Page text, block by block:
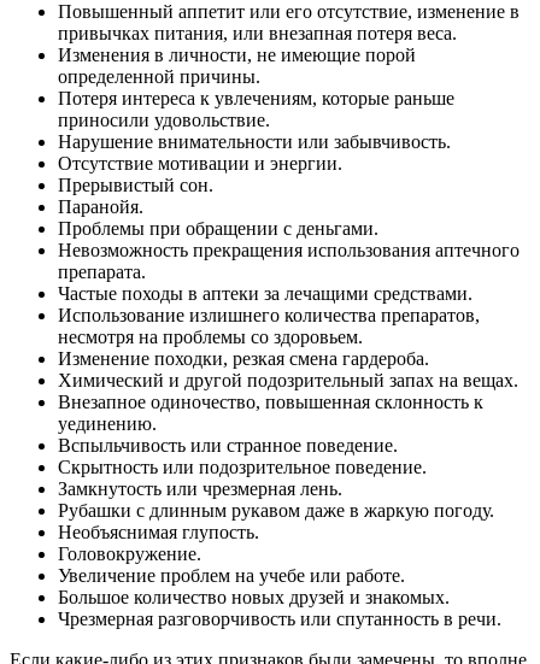
Повышенный аппетит или его отсутствие, изменение в
привычках питания, или внезапная потеря веса.
Изменения в личности, не имеющие порой
определенной причины.
Потеря интереса к увлечениям, которые раньше
приносили удовольствие.
Нарушение внимательности или забывчивость.
Отсутствие мотивации и энергии.
Прерывистый сон.
Паранойя.
Проблемы при обращении с деньгами.
Невозможность прекращения использования аптечного
препарата.
Частые походы в аптеки за лечащими средствами.
Использование излишнего количества препаратов,
несмотря на проблемы со здоровьем.
Изменение походки, резкая смена гардероба.
Химический и другой подозрительный запах на вещах.
Внезапное одиночество, повышенная склонность к
уединению.
Вспыльчивость или странное поведение.
Скрытность или подозрительное поведение.
Замкнутость или чрезмерная лень.
Рубашки с длинным рукавом даже в жаркую погоду.
Необъяснимая глупость.
Головокружение.
Увеличение проблем на учебе или работе.
Большое количество новых друзей и знакомых.
Чрезмерная разговорчивость или спутанность в речи.